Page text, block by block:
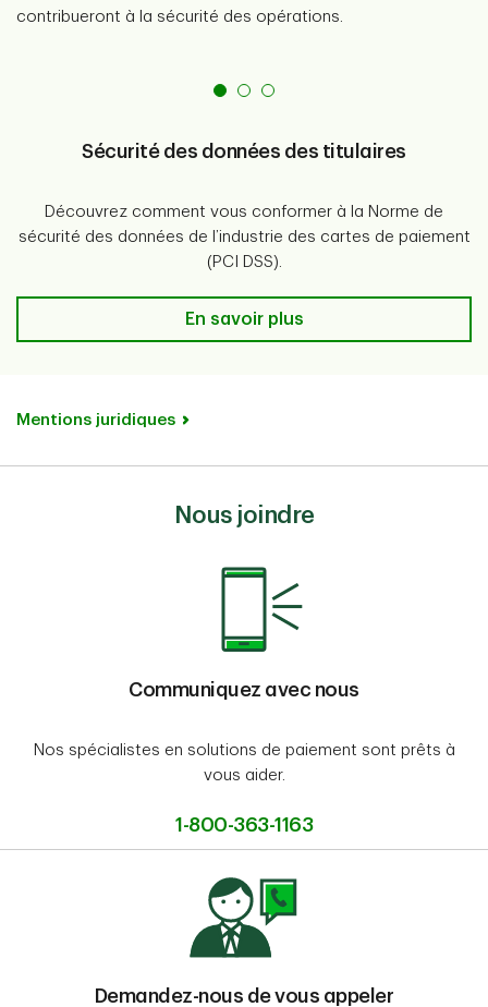
contribueront à la sécurité des opérations.
Sécurité des données des titulaires
Découvrez comment vous conformer à la Norme de
sécurité des données de l’industrie des cartes de paiement
(PCI DSS).
Sécurité des données des
En savoir plus
Mentions juridiques
Nous joindre
Communiquez avec nous
Nos spécialistes en solutions de paiement sont prêts à
vous aider.
1-800-363-1163
Demandez-nous de vous appeler